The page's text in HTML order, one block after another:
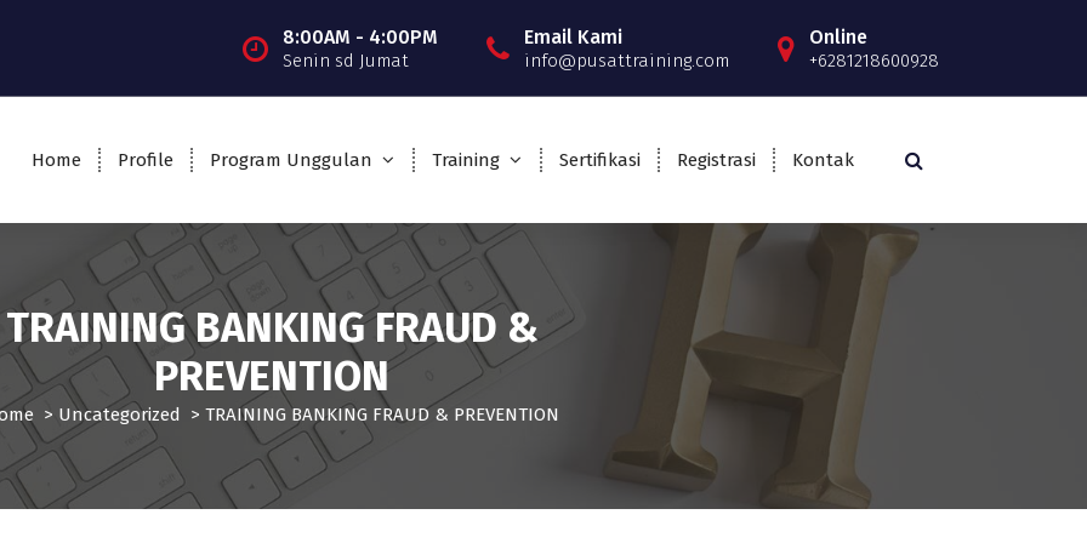
8:00AM - 4:00PM
Senin sd Jumat
Email Kami
info@pusattraining.com
Online
+6281218600928
Home Profile Program Unggulan Training Sertifikasi Registrasi Kontak
TRAINING BANKING FRAUD &
PREVENTION
> Uncategorized > TRAINING BANKING FRAUD & PREVENTION